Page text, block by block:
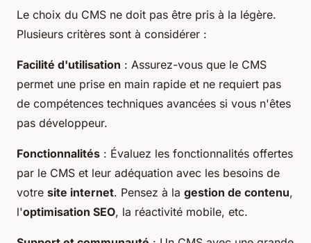
Le choix du CMS ne doit pas être pris à la légère.
Plusieurs critères sont à considérer :
Facilité d'utilisation : Assurez-vous que le CMS
permet une prise en main rapide et ne requiert pas
de compétences techniques avancées si vous n'êtes
pas développeur.
Fonctionnalités : Évaluez les fonctionnalités offertes
par le CMS et leur adéquation avec les besoins de
votre site internet. Pensez à la gestion de contenu,
l'optimisation SEO, la réactivité mobile, etc.